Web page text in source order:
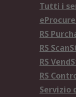
Tutti i
RS
RS
RS
RS
Servizio